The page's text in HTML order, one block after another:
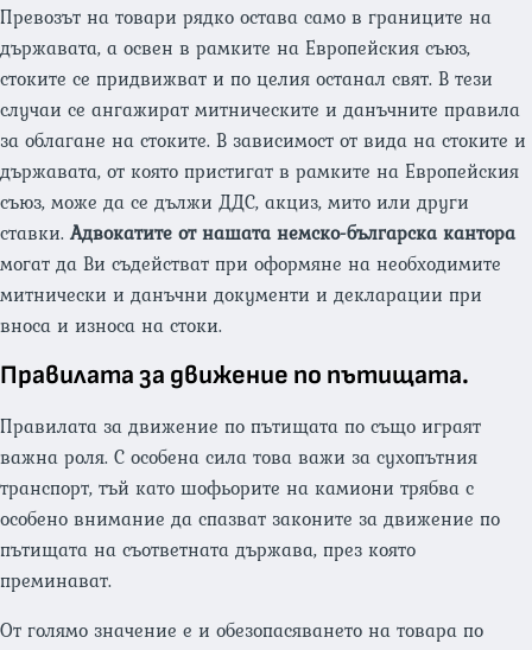
Превозът на товари рядко остава само в границите на
държавата, а освен в рамките на Европейския съюз,
стоките се придвижват и по целия останал свят. В тези
случаи се ангажират митническите и данъчните правила
за облагане на стоките. В зависимост от вида на стоките и
държавата, от която пристигат в рамките на Европейския
съюз, може да се дължи ДДС, акциз, мито или други
ставки.Адвокатите от нашата немско-българска кантора
могат да Ви съдействат при оформяне на необходимите
митнически и данъчни документи и декларации при
вноса и износа на стоки.
Правилата за движение по пътищата.
Правилата за движение по пътищата по също играят
важна роля. С особена сила това важи за сухопътния
транспорт, тъй като шофьорите на камиони трябва с
особено внимание да спазват законите за движение по
пътищата на съответната държава, през която
преминават.
От голямо значение е и обезопасяването на товара по